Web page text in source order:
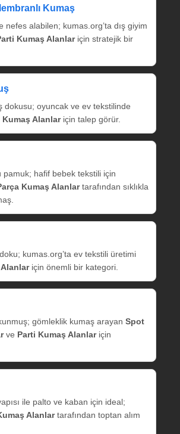
Kumaş
nefes alabilen; kumas.org’ta dış giyim
Kumaş Alanlariçin stratejik bir
dokusu; oyuncak ve ev tekstilinde
Kumaş Alanlariçin talep görür.
pamuk; hafif bebek tekstili için
Kumaş Alanlartarafından sıklıkla
kumas.org’ta ev tekstili üretimi
için önemli bir kategori.
gömleklik kumaş arayan Spot
ve Parti Kumaş Alanlariçin
ile palto ve kaban için ideal;
Alanlartarafından toptan alım